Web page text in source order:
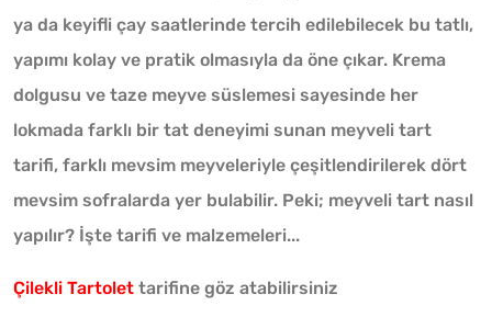
ya da keyifli çay saatlerinde tercih edilebilecek bu tatlı,
yapımı kolay ve pratik olmasıyla da öne çıkar. Krema
dolgusu ve taze meyve süslemesi sayesinde her
lokmada farklı bir tat deneyimi sunan meyveli tart
tarifi, farklı mevsim meyveleriyle çeşitlendirilerek dört
mevsim sofralarda yer bulabilir. Peki; meyveli tart nasıl
yapılır? İşte tarifi ve malzemeleri...
Çilekli Tartolet tarifine göz atabilirsiniz